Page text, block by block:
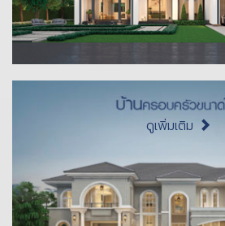
ดูเพิ่มเติม